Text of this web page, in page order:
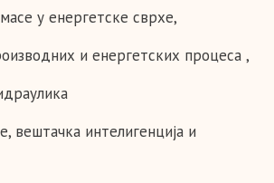
у енергетске сврхе,
и енергетских процеса ,
вештачка интелигенција и